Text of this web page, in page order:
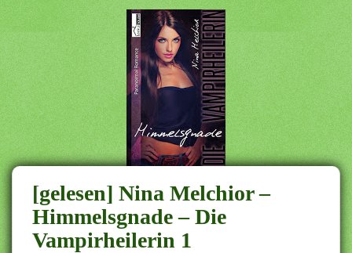
i
n
c
o
n
t
e
n
t
[gelesen] Nina Melchior –
Himmelsgnade – Die
Vampirheilerin 1